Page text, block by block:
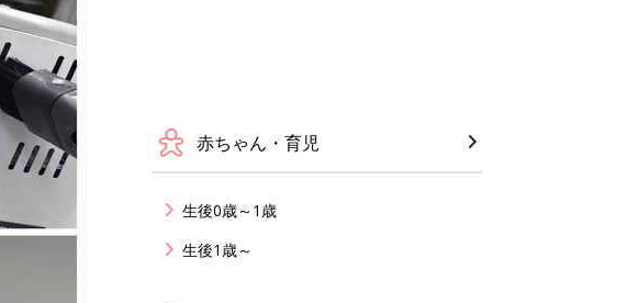
赤ちゃん・育児
生後0歳～1歳
生後1歳～